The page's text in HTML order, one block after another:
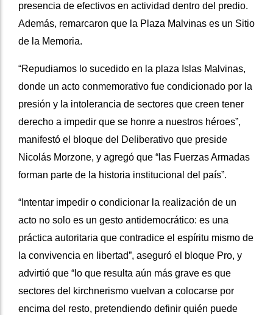
presencia de efectivos en actividad dentro del predio.
Además, remarcaron que la Plaza Malvinas es un Sitio
de la Memoria.
“Repudiamos lo sucedido en la plaza Islas Malvinas,
donde un acto conmemorativo fue condicionado por la
presión y la intolerancia de sectores que creen tener
derecho a impedir que se honre a nuestros héroes”,
manifestó el bloque del Deliberativo que preside
Nicolás Morzone, y agregó que “las Fuerzas Armadas
forman parte de la historia institucional del país”.
“Intentar impedir o condicionar la realización de un
acto no solo es un gesto antidemocrático: es una
práctica autoritaria que contradice el espíritu mismo de
la convivencia en libertad”, aseguró el bloque Pro, y
advirtió que “lo que resulta aún más grave es que
sectores del kirchnerismo vuelvan a colocarse por
encima del resto, pretendiendo definir quién puede